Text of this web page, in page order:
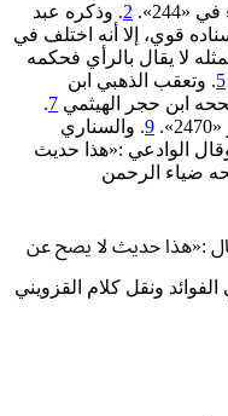
«244».
2. وذكره عبد
قوي، إلا أنه اختلف في
لا يقال بالرأي فحكمه
5. وتعقب الذهبي ابن
ابن حجر الهيثمي 7
.
9. والسناري
الوادعي :«هذا حديث
ضياء الرحمن
:«هذا حديث لا يصح عن
ونقل كلام القزويني